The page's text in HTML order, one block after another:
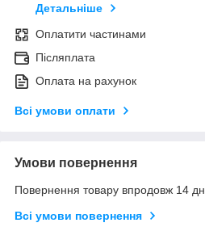
Детальніше
Оплатити частинами
Післяплата
Оплата на рахунок
Всі умови оплати
Умови повернення
Повернення товару впродовж 14
Всі умови повернення